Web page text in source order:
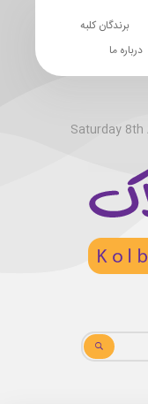
برندگان کلبه
درباره ما